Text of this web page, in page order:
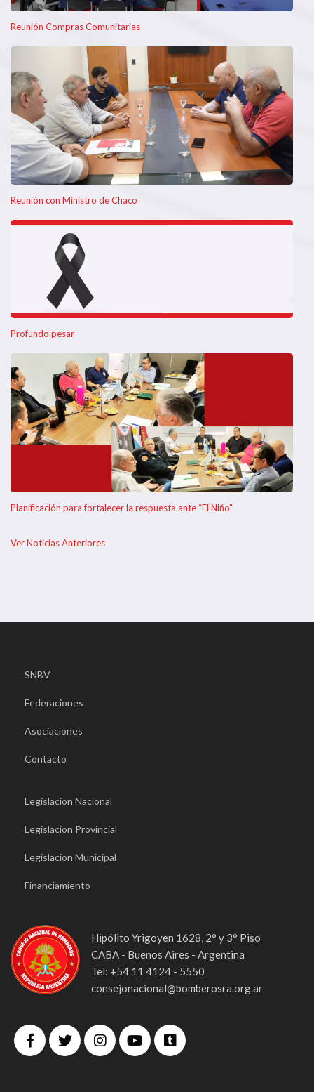
Reunión Compras Comunitarias
Reunión con Ministro de Chaco
Profundo pesar
Planificación para fortalecer la respuesta ante “El Niño”
Ver Noticias Anteriores
SNBV
Federaciones
Asociaciones
Contacto
Legislacion Nacional
Legislacion Provincial
Legislacion Municipal
Financiamiento
Hipólito Yrigoyen 1628, 2° y 3° Piso
CABA - Buenos Aires - Argentina
Tel: +54 11 4124 - 5550
consejonacional@bomberosra.org.ar